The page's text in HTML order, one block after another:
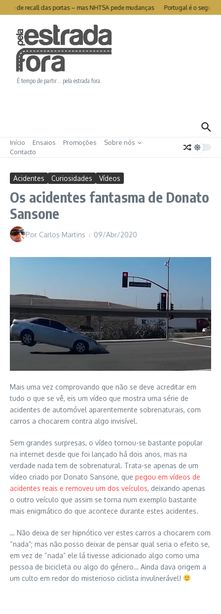
Ir para o conteúdo
se de recall das portas – mas NHTSA pede mudanças Portugal é o
É tempo de partir… pela estrada fora.
Início Ensaios Promoções
Sobre nós
Contacto
Acidentes Curiosidades Vídeos
Os acidentes fantasma de Donato
Sansone
Por Carlos Martins 09/Abr/2020
Mais uma vez comprovando que não se deve acreditar em
tudo o que se vê, eis um vídeo que mostra uma série de
acidentes de automóvel aparentemente sobrenaturais, com
carros a chocarem contra algo invisível.
Sem grandes surpresas, o vídeo tornou-se bastante popular
na internet desde que foi lançado há dois anos, mas na
verdade nada tem de sobrenatural. Trata-se apenas de um
vídeo criado por Donato Sansone, que pegou em vídeos de
acidentes reais e removeu um dos veículos, deixando apenas
o outro veículo que assim se torna num exemplo bastante
mais enigmático do que acontece durante estes acidentes.
… Não deixa de ser hipnótico ver estes carros a chocarem com
“nada”; mas não posso deixar de pensar qual seria o efeito se,
em vez de “nada” ele lá tivesse adicionado algo como uma
pessoa de bicicleta ou algo do género… Ainda dava origem a
um culto em redor do misterioso ciclista invulnerável!